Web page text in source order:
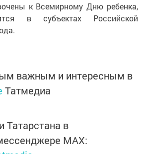
к Всемирному Дню ребенка,
в субъектах Российской
важным и интересным в
Татмедиа
Татарстана в
MАХ: